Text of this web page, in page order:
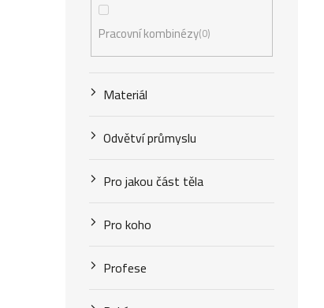
Pracovní kombinézy 0
Materiál
Odvětví průmyslu
Pro jakou část těla
Pro koho
Profese